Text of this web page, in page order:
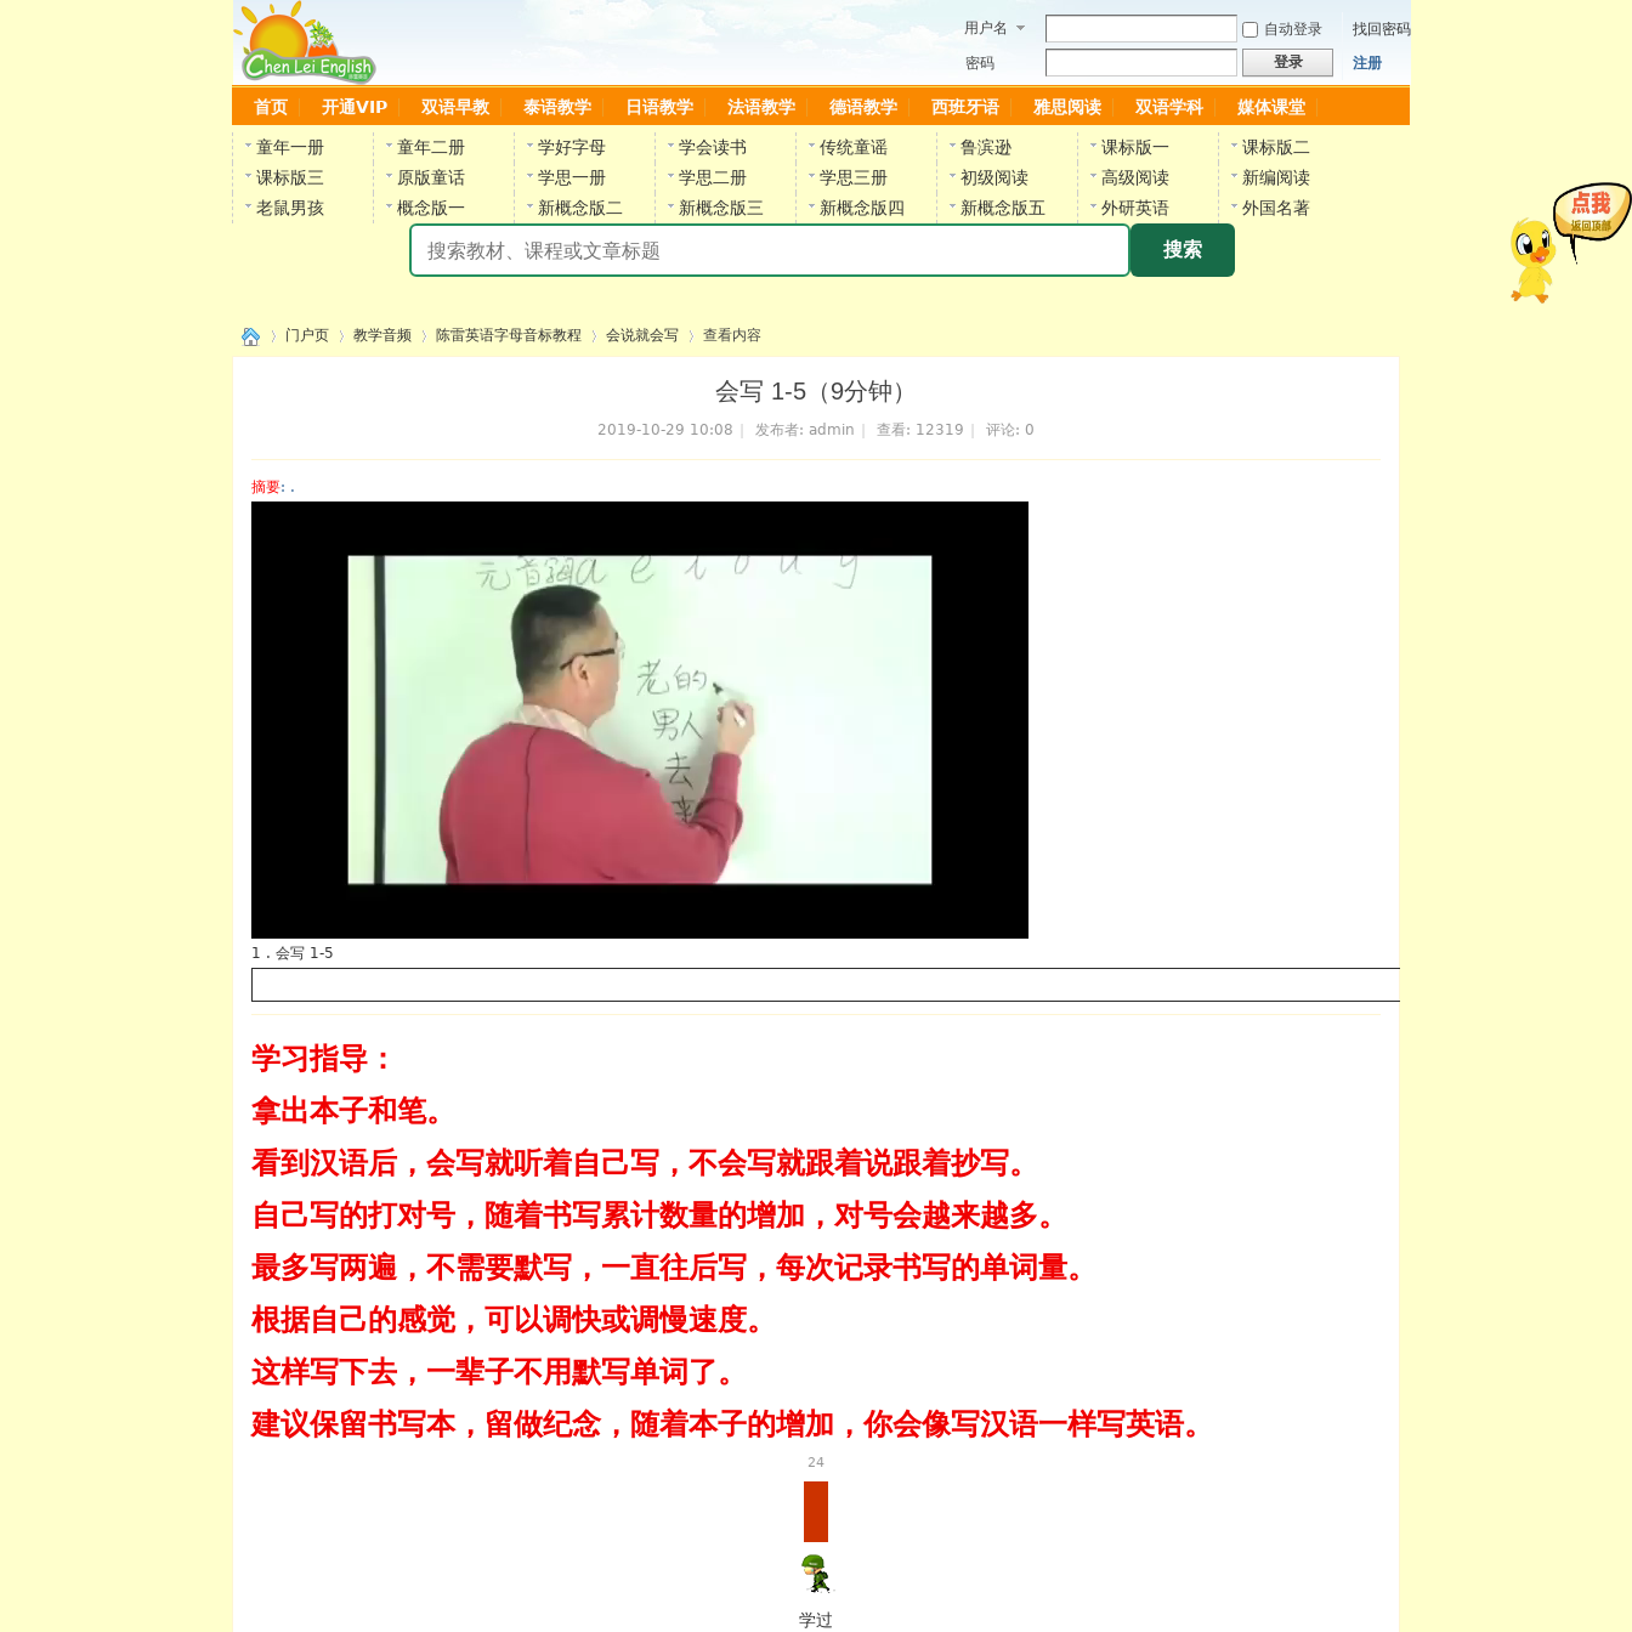
用户名 自动登录
找回密码
密码
登录 注册
首页 开通VIP 双语早教 泰语教学 日语教学 法语教学 德语教学 西班牙语 雅思阅读 双语学科 媒体课堂
童年一册 童年二册 学好字母 学会读书 传统童谣 鲁滨逊 课标版一
课标版二
课标版三
原版童话 学思一册 学思二册 学思三册 初级阅读 高级阅读
新编阅读
老鼠男孩
概念版一 新概念版二 新概念版三 新概念版四 新概念版五 外研英语 外国名著
搜索
陈雷英语副网站
陈雷
门户页 教学音频 陈雷英语字母音标教程 会说就会写
›
查看内容
会写 1-5（9分钟）
2019-10-29 10:08 发布者: admin 查看: 12319 评论: 0
摘要: .
1 . 会写 1-5
学习指导：
拿出本子和笔。
看到汉语后，会写就听着自己写，不会写就跟着说跟着抄写。
自己写的打对号，随着书写累计数量的增加，对号会越来越多。
最多写两遍，不需要默写，一直往后写， 每次记录书写的单词量。
根据自己的感觉，可以调快或调慢速度。
这样写下去，一辈子不用默写单词了。
建议保留书写本，留做纪念，随着本子的增加，你会像写汉语一样写英语。
24
学过